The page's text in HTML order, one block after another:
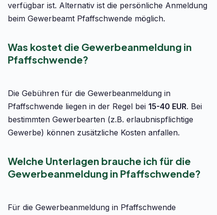
verfügbar ist. Alternativ ist die persönliche Anmeldung
beim Gewerbeamt Pfaffschwende möglich.
Was kostet die Gewerbeanmeldung in
Pfaffschwende?
Die Gebühren für die Gewerbeanmeldung in
Pfaffschwende liegen in der Regel bei 15-40 EUR. Bei
bestimmten Gewerbearten (z.B. erlaubnispflichtige
Gewerbe) können zusätzliche Kosten anfallen.
Welche Unterlagen brauche ich für die
Gewerbeanmeldung in Pfaffschwende?
Für die Gewerbeanmeldung in Pfaffschwende